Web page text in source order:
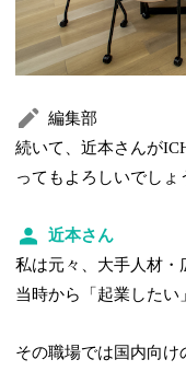
編集部
続いて、近本さんが
ってもよろしいでしょ
近本さん
私は元々、大手人材・
当時から「起業したい
その職場では国内向け